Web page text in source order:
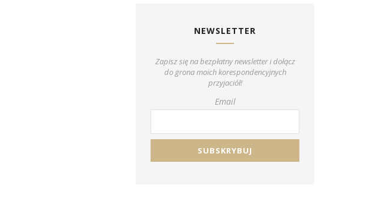
NEWSLETTER
Zapisz się na bezpłatny newsletter i dołącz
do grona moich korespondencyjnych
przyjaciół!
Email